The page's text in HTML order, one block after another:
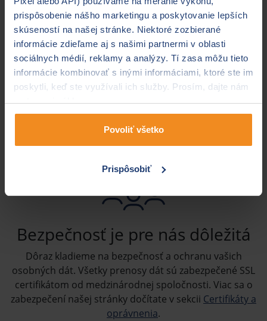
prispôsobenie nášho marketingu a poskytovanie lepších
skúseností na našej stránke. Niektoré zozbierané
informácie zdieľame aj s našimi partnermi v oblasti
sociálnych médií, reklamy a analýzy. Tí zasa môžu tieto
informácie kombinovať s inými informáciami, ktoré ste im
poskytli, keď ste využívali ich služby. Prosím, dajte nám
na to svoj súhlas.
Povoliť všetko
Prispôsobiť
Kvalifikované poradenstvo
Na našich stránkach ponúkame nielen možnosť poistiť
sa, ale aj množstvo praktických informácií. Ak predsa
len nenájdete odpoveď na vaše otázky, môžete sa na
nás obrátiť a radi vám pomôžeme. Rovnako tak aj pri
rozhodovaní a uzatváraní samotného poistenia.
Bezpečnosť je pre nás dôležitá
Dôraz kladieme na bezpečnosť a ochranu vašich
osobných dát. Všetky prenosy dát sú zabezpečené SSL
certifikátom od medzinárodnej spoločnosti. Viac sa o
zabezpečení našej stránky dočítate v sekcii Certifikáty a
oprávnenia.